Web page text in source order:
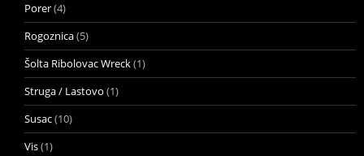
Porer(4)
Rogoznica(5)
Šolta Ribolovac Wreck(1)
Struga / Lastovo (1)
Susac(10)
Vis(1)